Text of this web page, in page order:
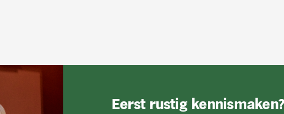
Eerst rustig